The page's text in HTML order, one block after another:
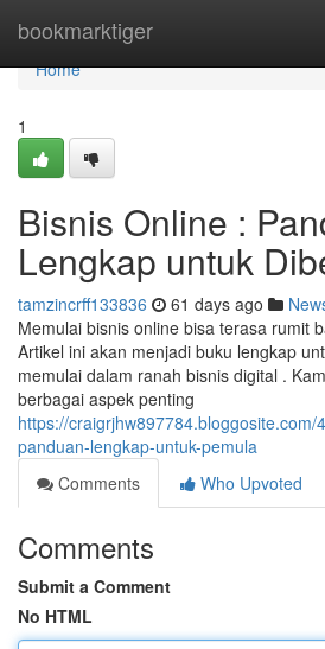
bookmarktiger
Home
Home
1
Bisnis Online :
Lengkap untuk
tamzincrff133836 61 days ago
Memulai bisnis online bisa terasa rumit
Artikel ini akan menjadi buku lengkap
memulai dalam ranah bisnis digital .
berbagai aspek penting
https://craigrjhw897784.bloggosite.com/
panduan-lengkap-untuk-pemula
Comments
Who Upvoted
Comments
Submit a Comment
No HTML